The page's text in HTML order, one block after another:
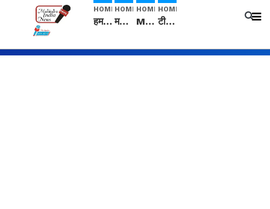
HOME
हम सनातनी..." सांसद kangana Ranaut से क्या बोली लड़की? Viral Jantar-Mantar | CJP protest
HOME
मनीषा हत्याकांड: हत्या, आत्महत्या या कोई बड़ा राज? | Full Story | Josh Haryana
HOME
Mangalsutra: हिंदू धर्म में शादी के बाद मंगलसूत्र क्यों पहनती है महिलाएं, किसने शुरु की ये परंपरा
HOME
टीम बीकेई ने एग्रीकल्चर ग्रेड की यूरिया खाद गट्टों में बदलकर टेक्निकल ग्रेड में बेचने वालों पर करवाई कार्रवाई: लखविंदर सिंह औलख